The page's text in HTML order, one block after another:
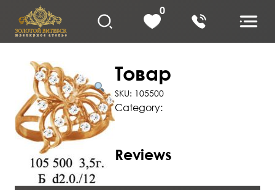
content
0
Товар
SKU: 105500
Category:
Reviews